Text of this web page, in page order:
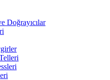
Doğrayıcılar